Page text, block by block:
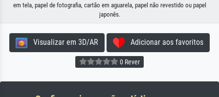
em tela, papel de fotografia, cartão em aguarela, papel não revestido ou papel
japonês.
Visualizar em 3D/AR Adicionar aos favoritos
0 Rever